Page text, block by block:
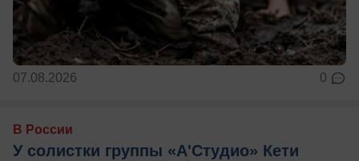
07.08.2026 0
В России
У солистки группы «А'Студио» Кети